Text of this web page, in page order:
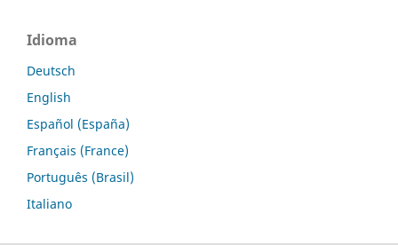
Idioma
Deutsch
English
Español (España)
Français (France)
Português (Brasil)
Italiano